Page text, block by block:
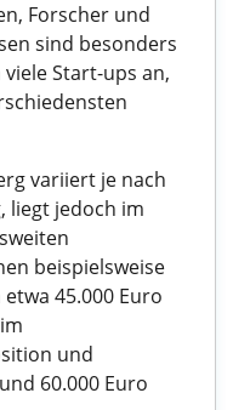
Forscher und
sind besonders
Start-ups an,
variiert je nach
liegt jedoch im
beispielsweise
45.000 Euro
und
60.000 Euro